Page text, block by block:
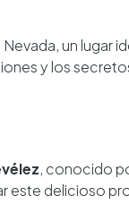
Nevada, un lugar
y los
, conocido
este delicioso